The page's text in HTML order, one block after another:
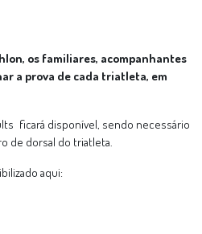
os familiares, acompanhantes
a prova de cada triatleta, em
ficará disponível, sendo necessário
de dorsal do triatleta.
aqui: